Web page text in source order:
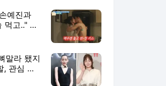
예진과
먹고.." 정
화 밝혔
말라 됐지
, 관심 없
한 소신